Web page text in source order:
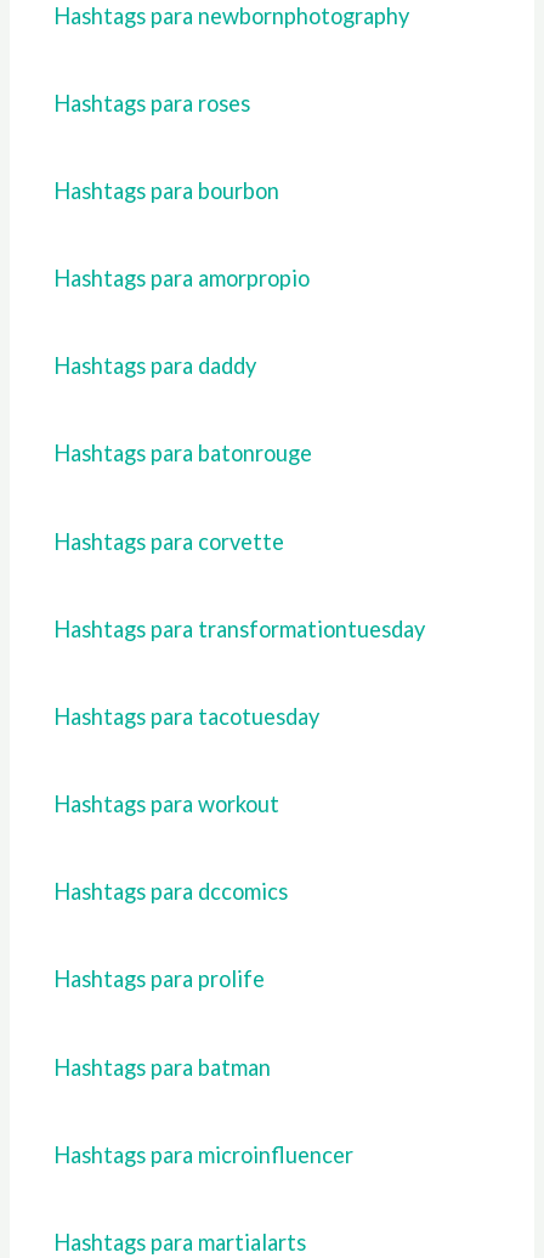
Hashtags para newbornphotography
Hashtags para roses
Hashtags para bourbon
Hashtags para amorpropio
Hashtags para daddy
Hashtags para batonrouge
Hashtags para corvette
Hashtags para transformationtuesday
Hashtags para tacotuesday
Hashtags para workout
Hashtags para dccomics
Hashtags para prolife
Hashtags para batman
Hashtags para microinfluencer
Hashtags para martialarts